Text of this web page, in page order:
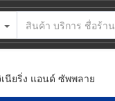
นียริ่ง แอนด์ ซัพพลาย